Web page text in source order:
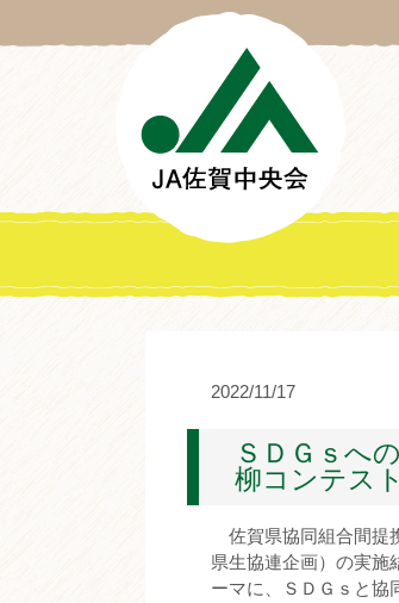
2022/11/17
ＳＤＧｓへ
柳コンテス
佐賀県協同組合間提
県生協連企画）の実施
ーマに、ＳＤＧｓと協